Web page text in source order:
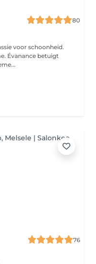
80
voor schoonheid.
Évanance betuigt
76